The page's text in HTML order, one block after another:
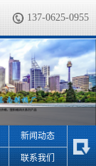
137-0625-0955
新闻动态
联系我们